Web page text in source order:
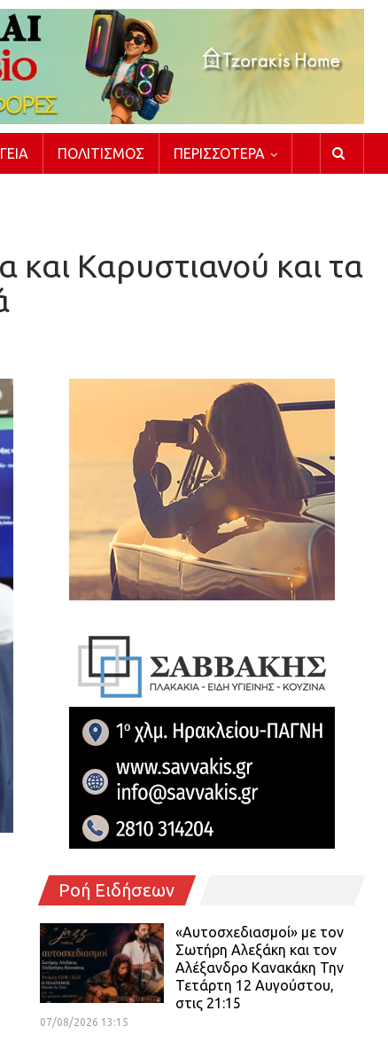
ΠΟΛΙΤΙΣΜΌΣ ΠΕΡΙΣΣΌΤΕΡΑ
Καρυστιανού και τα
Ροή Ειδήσεων
«Αυτοσχεδιασμοί» με τον
Σωτήρη Αλεξάκη και τον
Αλέξανδρο Κανακάκη Την
Τετάρτη 12 Αυγούστου,
στις 21:15
07/08/2026 13:15